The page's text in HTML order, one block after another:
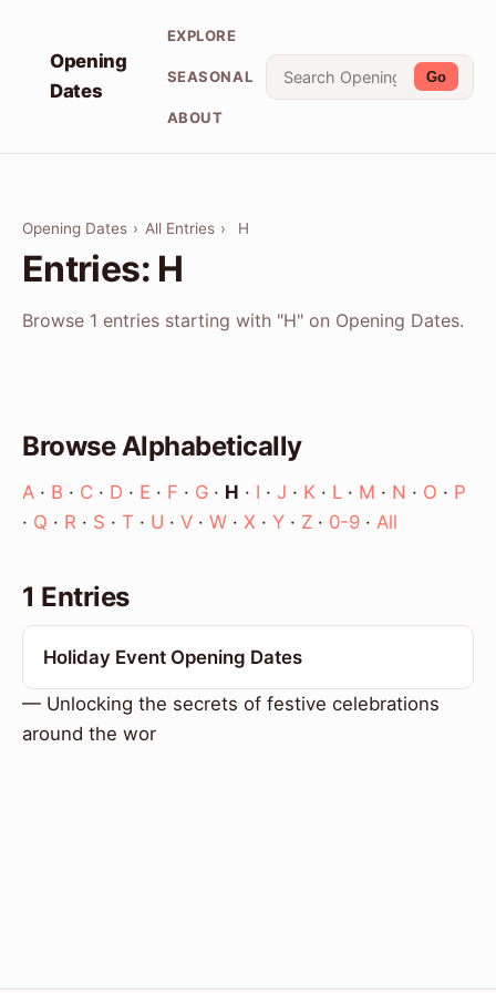
Opening
Dates
EXPLORE
SEASONAL
ABOUT
Go
Opening Dates › All Entries › H
Entries: H
Browse 1 entries starting with "H" on Opening Dates.
Browse Alphabetically
A · B · C · D · E · F · G · H · I · J · K · L · M · N · O · P
· Q · R · S · T · U · V · W · X · Y · Z · 0-9 · All
1 Entries
Holiday Event Opening Dates
— Unlocking the secrets of festive celebrations
around the wor